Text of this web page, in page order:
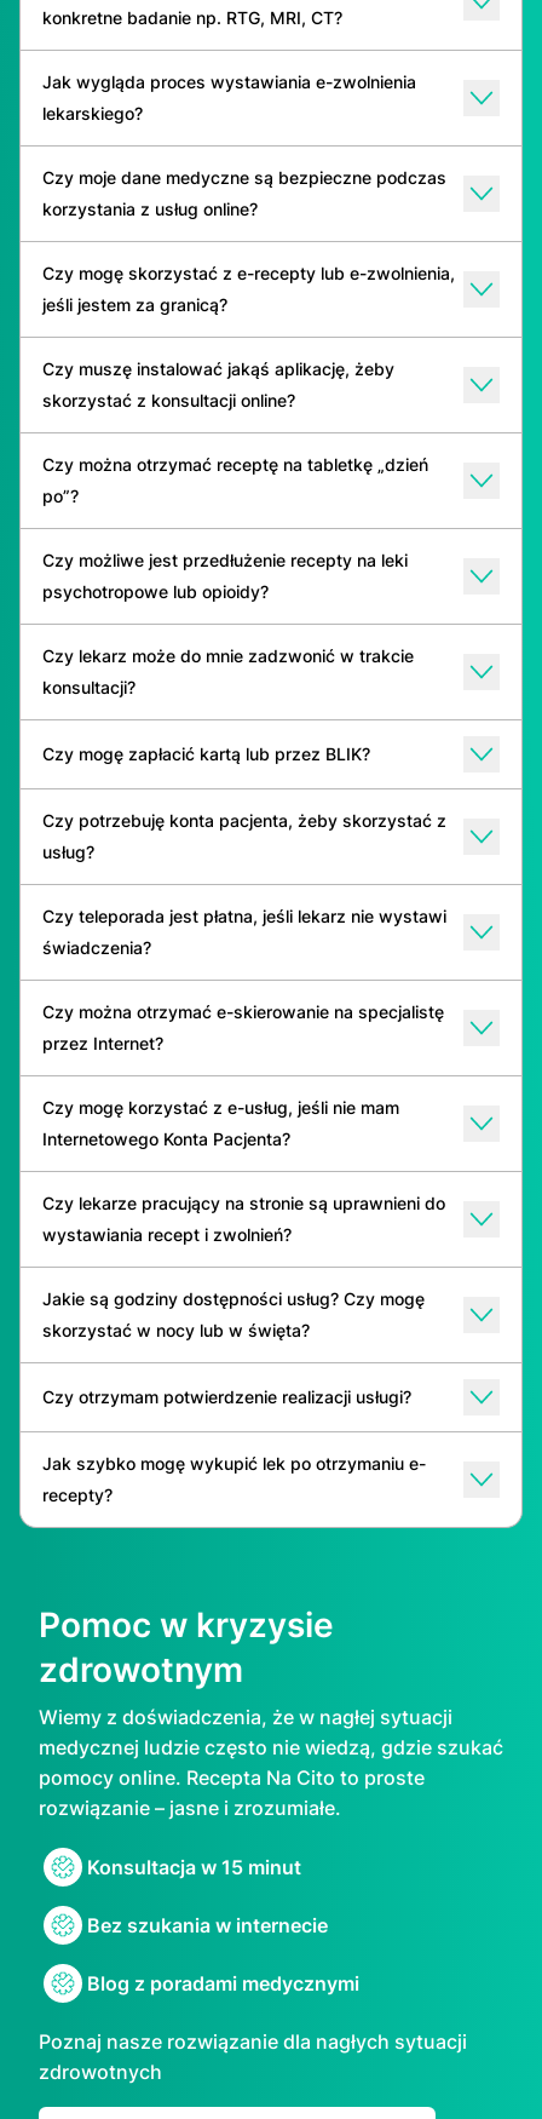
konkretne badanie np. RTG, MRI, CT?
Jak wygląda proces wystawiania e-zwolnienia
lekarskiego?
Czy moje dane medyczne są bezpieczne podczas
korzystania z usług online?
Czy mogę skorzystać z e-recepty lub e-zwolnienia,
jeśli jestem za granicą?
Czy muszę instalować jakąś aplikację, żeby
skorzystać z konsultacji online?
Czy można otrzymać receptę na tabletkę „dzień
po”?
Czy możliwe jest przedłużenie recepty na leki
psychotropowe lub opioidy?
Czy lekarz może do mnie zadzwonić w trakcie
konsultacji?
Czy mogę zapłacić kartą lub przez BLIK?
Czy potrzebuję konta pacjenta, żeby skorzystać z
usług?
Czy teleporada jest płatna, jeśli lekarz nie wystawi
świadczenia?
Czy można otrzymać e-skierowanie na specjalistę
przez Internet?
Czy mogę korzystać z e-usług, jeśli nie mam
Internetowego Konta Pacjenta?
Czy lekarze pracujący na stronie są uprawnieni do
wystawiania recept i zwolnień?
Jakie są godziny dostępności usług? Czy mogę
skorzystać w nocy lub w święta?
Czy otrzymam potwierdzenie realizacji usługi?
Jak szybko mogę wykupić lek po otrzymaniu e-
recepty?
Pomoc w kryzysie
zdrowotnym
Wiemy z doświadczenia, że w nagłej sytuacji
medycznej ludzie często nie wiedzą, gdzie szukać
pomocy online. Rесерtа Na Cito to proste
rozwiązanie – jasne i zrozumiałe.
Konsultacja w 15 minut
Bez szukania w internecie
Blog z poradami medycznymi
Poznaj nasze rozwiązanie dla nagłych sytuacji
zdrowotnych